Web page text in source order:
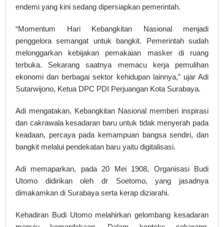
endemi yang kini sedang dipersiapkan pemerintah.
“Momentum Hari Kebangkitan Nasional menjadi
penggelora semangat untuk bangkit. Pemerintah sudah
melonggarkan kebijakan pemakaian masker di ruang
terbuka. Sekarang saatnya memacu kerja pemulihan
ekonomi dan berbagai sektor kehidupan lainnya,” ujar Adi
Sutarwijono, Ketua DPC PDI Perjuangan Kota Surabaya.
Adi mengatakan, Kebangkitan Nasional memberi inspirasi
dan cakrawala kesadaran baru untuk tidak menyerah pada
keadaan, percaya pada kemampuan bangsa sendiri, dan
bangkit melalui pendekatan baru yaitu digitalisasi.
Adi memaparkan, pada 20 Mei 1908, Organisasi Budi
Utomo didirikan oleh dr Soetomo, yang jasadnya
dimakamkan di Surabaya serta kerap diziarahi.
Kehadiran Budi Utomo melahirkan gelombang kesadaran